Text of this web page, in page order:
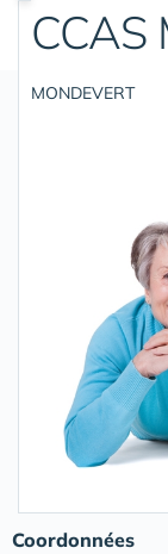
CCAS
MONDEVERT
Coordonnées